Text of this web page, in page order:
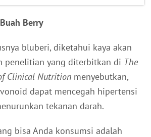
Berry
bluberi, diketahui kaya akan
penelitian yang diterbitkan di The
Clinical Nutrition menyebutkan,
dapat mencegah hipertensi
tekanan darah.
bisa Anda konsumsi adalah